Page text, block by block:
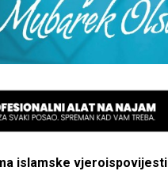
islamske vjeroispovijesti